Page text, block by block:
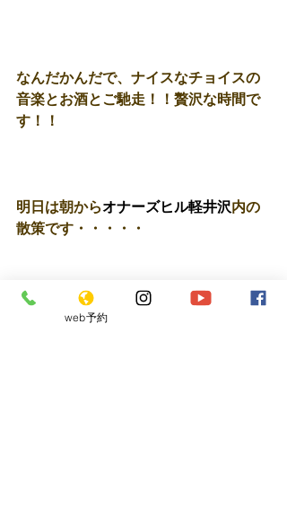
なんだかんだで、ナイスなチョイスの
音楽とお酒とご馳走！！贅沢な時間で
す！！
明日は朝からオナーズヒル軽井沢内の
散策です・・・・・
web予約